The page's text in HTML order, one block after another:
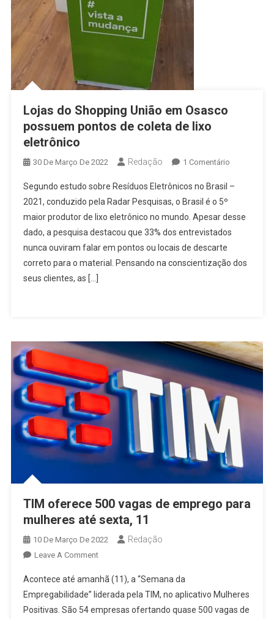
Lojas do Shopping União em Osasco
possuem pontos de coleta de lixo
eletrônico
30 De Março De 2022 Redação 1 ComentárioEm
Do
União
Em
Possuem
Eletrônico
Segundo estudo sobre Resíduos Eletrônicos no Brasil –
2021, conduzido pela Radar Pesquisas, o Brasil é o 5º
maior produtor de lixo eletrônico no mundo. Apesar desse
dado, a pesquisa destacou que 33% dos entrevistados
nunca ouviram falar em pontos ou locais de descarte
correto para o material. Pensando na conscientização dos
seus clientes, as […]
TIM oferece 500 vagas de emprego para
mulheres até sexta, 11
10 De Março De 2022 Redação
Leave A CommentOn
Oferece
500
Vagas
Acontece até amanhã (11), a “Semana da
Empregabilidade” liderada pela TIM, no aplicativo Mulheres
Positivas. São 54 empresas ofertando quase 500 vagas de